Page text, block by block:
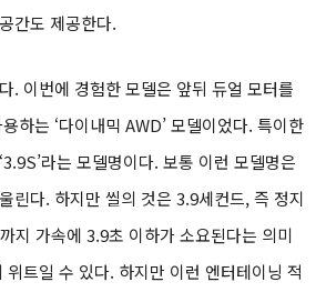
간도 제공한다.
. 이번에 경험한 모델은 앞뒤 듀얼 모터를
하는 ‘다이내믹 AWD’ 모델이었다. 특이한
라는 모델명이다. 보통 이런 모델명은
린다. 하지만 씰의 것은 3.9세컨드, 즉 정지
지 가속에 3.9초 이하가 소요된다는 의미
위트일 수 있다. 하지만 이런 엔터테이닝 적